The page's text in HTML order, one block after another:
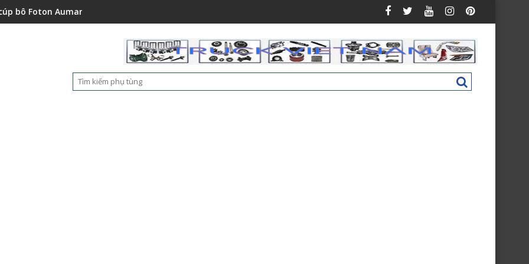
Auman C2400A C1500 1112235684110Ốp nhựa cản trước Foton Auman C160 New M4831011002A0Nắp hộp cốp phụ táp lô Foton Ollin 500